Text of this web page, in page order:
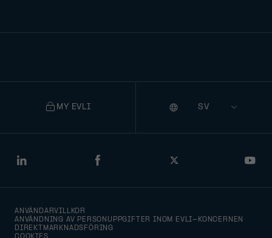
LinkedIn Facebook Twitter
MY EVLI
Selecting
that
Språk
ANVÄNDARVILLKOR
ANVÄNDNING AV PERSONUPPGIFTER INOM EVLI-KONCERNEN
DIREKTMARKNADSFÖRING